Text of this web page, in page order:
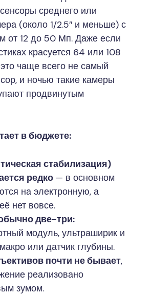
среднего или
(около 1/2.5″ и меньше) с
от 12 до 50 Мп. Даже если
красуется 64 или 108
чаще всего не самый
и ночью такие камеры
продвинутым
в бюджете:
стабилизация)
редко — в основном
на электронную, а
нет вовсе.
две-три:
модуль, ультраширик и
или датчик глубины.
почти не бывает,
реализовано
зумом.